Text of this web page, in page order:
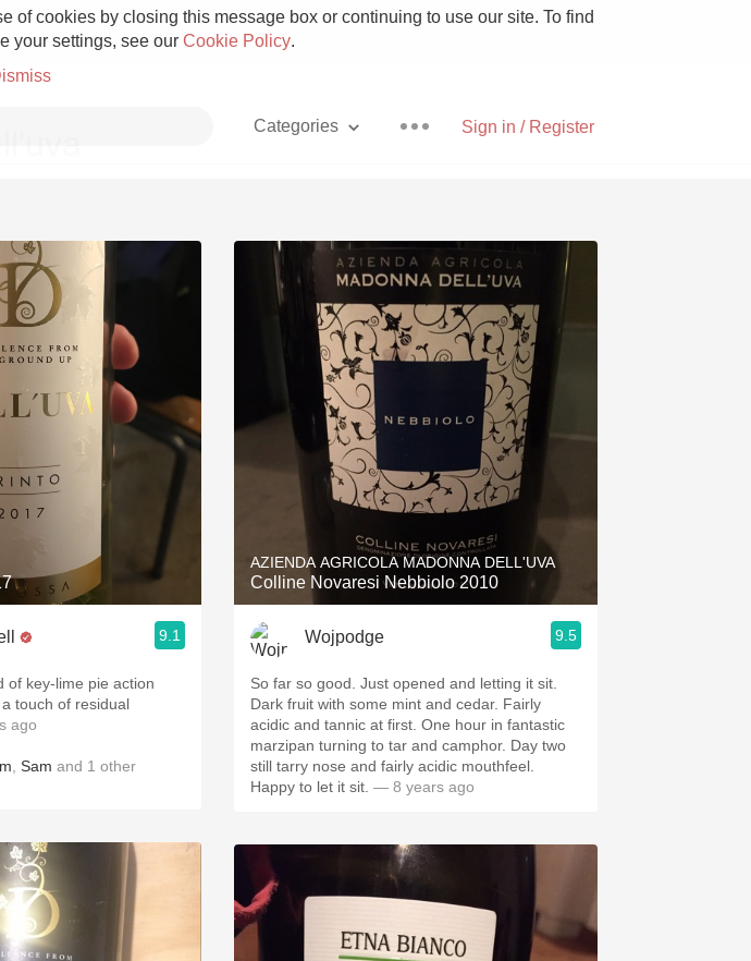
of cookies by closing this message box or continuing to use our site. To find
your settings, see our Cookie Policy.
Sign in / Register
Categories
Pizza
Rosso With Goat Cheese
Hops
Sour Beer
Pinot
9.1
of key-lime pie action
touch of residual
ago
Sam and 1 other
AZIENDA AGRICOLA MADONNA DELL'UVA
Colline Novaresi Nebbiolo 2010
Wojpodge 9.5
So far so good. Just opened and letting it sit.
Dark fruit with some mint and cedar. Fairly
acidic and tannic at first. One hour in fantastic
marzipan turning to tar and camphor. Day two
still tarry nose and fairly acidic mouthfeel.
Happy to let it sit. — 8 years ago